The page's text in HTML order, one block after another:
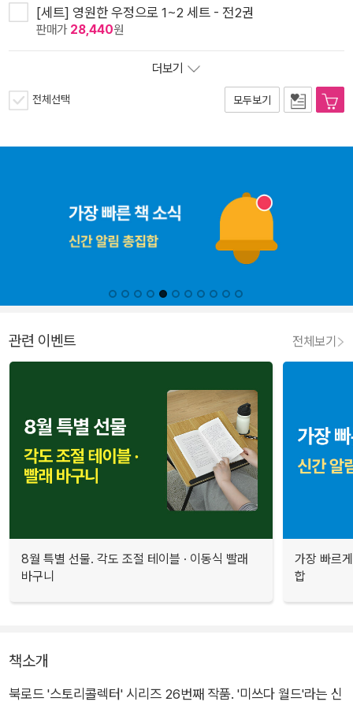
[세트] 영원한 우정으로 1~2 세트 - 전2권
판매가 28,440원
더보기
전체선택 모두보기
관련 이벤트 전체보기
8월 특별 선물. 각도 조절 테이블 · 이동식 빨래
바구니
가장 빠르
합
책소개
북로드 '스토리콜렉터' 시리즈 26번째 작품. '미쓰다 월드'라는 신